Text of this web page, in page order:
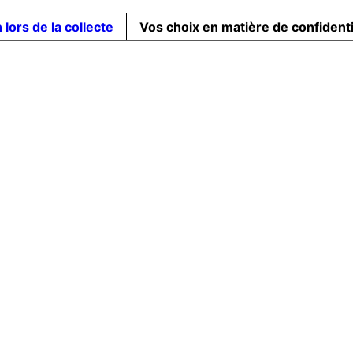
lors de la collecte Vos choix en matière de